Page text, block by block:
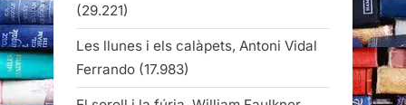
(29.221)
Les llunes i els calàpets, Antoni Vidal
Ferrando (17.983)